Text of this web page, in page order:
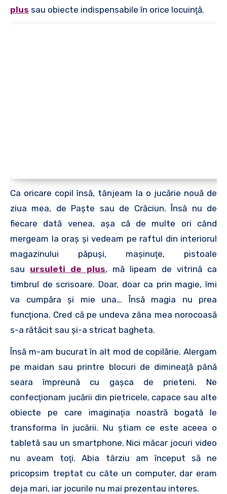
plus sau obiecte indispensabile în orice locuinţă.
Ca oricare copil însă, tânjeam la o jucărie nouă de
ziua mea, de Paşte sau de Crăciun. Însă nu de
fiecare dată venea, aşa că de multe ori când
mergeam la oraş şi vedeam pe raftul din interiorul
magazinului păpuşi, maşinuţe, pistoale
sau ursuleti de plus, mă lipeam de vitrină ca
timbrul de scrisoare. Doar, doar ca prin magie, îmi
va cumpăra şi mie una… Însă magia nu prea
funcţiona. Cred că pe undeva zâna mea norocoasă
s-a rătăcit sau şi-a stricat bagheta.
Însă m-am bucurat în alt mod de copilărie. Alergam
pe maidan sau printre blocuri de dimineaţă până
seara împreună cu gaşca de prieteni. Ne
confecţionam jucării din pietricele, capace sau alte
obiecte pe care imaginaţia noastră bogată le
transforma în jucării. Nu ştiam ce este aceea o
tabletă sau un smartphone. Nici măcar jocuri video
nu aveam toţi. Abia târziu am început să ne
pricopsim treptat cu câte un computer, dar eram
deja mari, iar jocurile nu mai prezentau interes.